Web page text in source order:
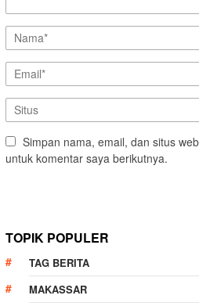
Simpan nama, email, dan situs
untuk komentar saya berikutnya.
TOPIK POPULER
TAG BERITA
MAKASSAR